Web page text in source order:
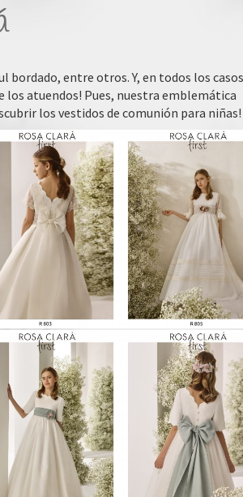
bordado, entre otros. Y, en todos los
los atuendos! Pues, nuestra emblemática
los vestidos de comunión para niñas!